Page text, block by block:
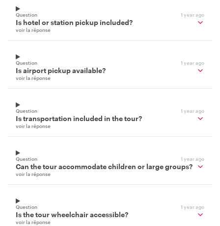
Question 1 year ago
Is hotel or station pickup included?
voir la réponse
Question 1 year ago
Is airport pickup available?
voir la réponse
Question 1 year ago
Is transportation included in the tour?
voir la réponse
Question 1 year ago
Can the tour accommodate children or large groups?
voir la réponse
Question 1 year ago
Is the tour wheelchair accessible?
voir la réponse